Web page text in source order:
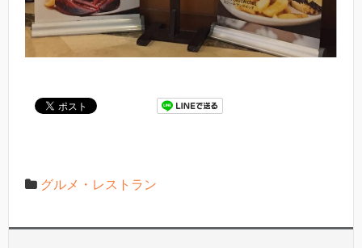
グルメ・レストラン